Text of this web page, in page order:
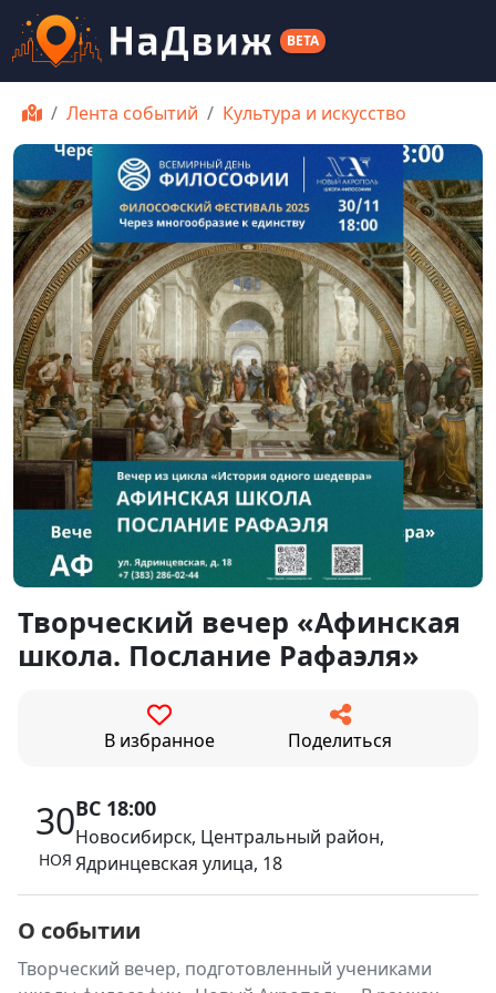
BETA
Лента событий Культура и искусство
Творческий вечер «Афинская
школа. Послание Рафаэля»
В избранное Поделиться
30
НОЯ
ВС 18:00
Новосибирск, Центральный район,
Ядринцевская улица, 18
О событии
Творческий вечер, подготовленный учениками